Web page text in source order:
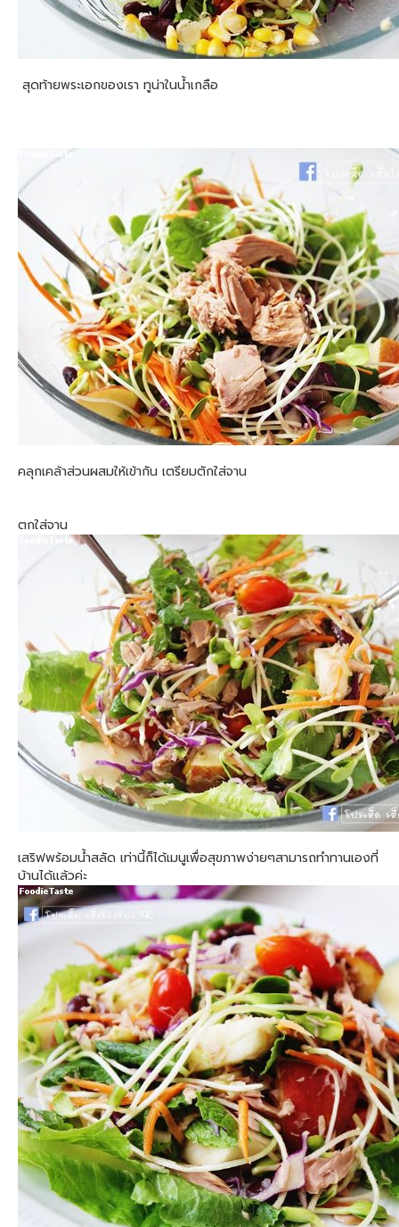
สุดท้ายพระเอกของเรา ทูน่าในน้ำเกลือ
คลุกเคล้าส่วนผสมให้เข้ากัน เตรียมตักใส่จาน
ตกใส่จาน
เสริฟพร้อมน้ำสลัด เท่านี้ก็ได้เมนูเพื่อสุขภาพง่ายๆสามารถทำทานเองที่
บ้านได้แล้วค่ะ